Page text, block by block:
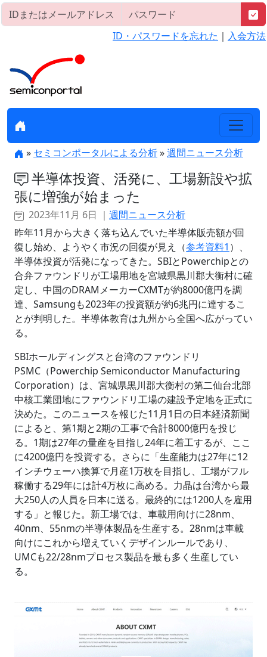
ID・パスワードを忘れた ｜ 入会方法
» セミコンポータルによる分析»週間ニュース分析
半導体投資、活発に、工場新設や拡
張に増強が始まった
2023年11月 6日 ｜ 週間ニュース分析
昨年11月から大きく落ち込んでいた半導体販売額が回
復し始め、ようやく市況の回復が見え（参考資料1 ）、
半導体投資が活発になってきた。SBIとPowerchipとの
合弁ファウンドリが工場用地を宮城県黒川郡大衡村に確
定し、中国のDRAMメーカーCXMTが約8000億円を調
達、Samsungも2023年の投資額が約6兆円に達するこ
とが判明した。半導体教育は九州から全国へ広がってい
る。
SBIホールディングスと台湾のファウンドリ
PSMC（Powerchip Semiconductor Manufacturing
Corporation）は、宮城県黒川郡大衡村の第二仙台北部
中核工業団地にファウンドリ工場の建設予定地を正式に
決めた。このニュースを報じた11月1日の日本経済新聞
によると、第1期と2期の工事で合計8000億円を投じ
る。1期は27年の量産を目指し24年に着工するが、ここ
に4200億円を投資する。さらに「生産能力は27年に12
インチウェーハ換算で月産1万枚を目指し、工場がフル
稼働する29年には計4万枚に高める。力晶は台湾から最
大250人の人員を日本に送る。最終的には1200人を雇用
する」と報じた。新工場では、車載用向けに28nm、
40nm、55nmの半導体製品を生産する。28nmは車載
向けにこれから増えていくデザインルールであり、
UMCも22/28nmプロセス製品を最も多く生産してい
る。